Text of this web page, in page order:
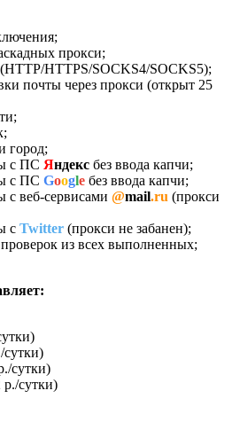
прокси;
HTTPS/SOCKS4/SOCKS5);
почты через прокси (открыт 25
город;
с ПС Яндекс без ввода капчи;
с ПС Google без ввода капчи;
с веб-сервисами @mail.ru (прокси
с Twitter (прокси не забанен);
из всех выполненных;
сутки)
сутки)
р./сутки)